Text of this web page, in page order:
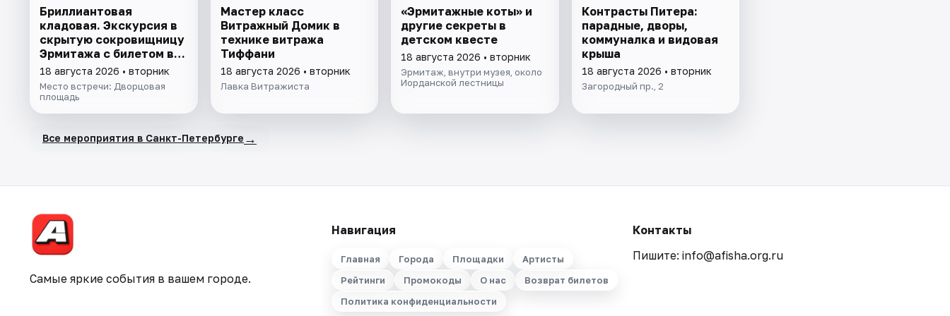
Бриллиантовая
кладовая. Экскурсия в
скрытую сокровищницу
Эрмитажа с билетом в
музей
18 августа 2026 • вторник
Место встречи: Дворцовая
площадь
Мастер класс
Витражный Домик в
технике витража
Тиффани
18 августа 2026 • вторник
Лавка Витражиста
«Эрмитажные коты» и
другие секреты в
детском квесте
18 августа 2026 • вторник
Эрмитаж, внутри музея, около
Иорданской лестницы
Контрасты Питера:
парадные, дворы,
коммуналка и видовая
крыша
18 августа 2026 • вторник
Загородный пр., 2
Все мероприятия в Санкт-Петербурге →
Самые яркие события в вашем городе.
Навигация
Главная Города Площадки
Артисты
Рейтинги
Промокоды О нас
Возврат билетов
Политика конфиденциальности
Контакты
Пишите: info@afisha.org.ru